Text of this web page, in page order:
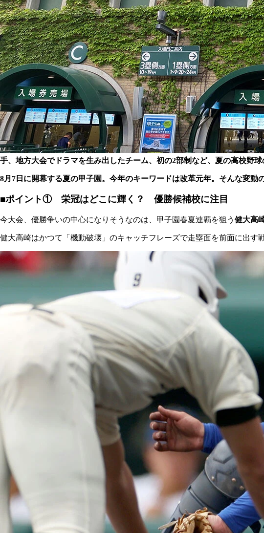
手、地方大会でドラマを生み出したチーム、初の2部制など、夏の高校野球
8月7日に開幕する夏の甲子園。今年のキーワードは改革元年。そんな変動
■ポイント① 栄冠はどこに輝く？ 優勝候補校に注目
今大会、優勝争いの中心になりそうなのは、甲子園春夏連覇を狙う 健大高
健大高崎はかつて「機動破壊」のキャッチフレーズで走塁面を前面に出す